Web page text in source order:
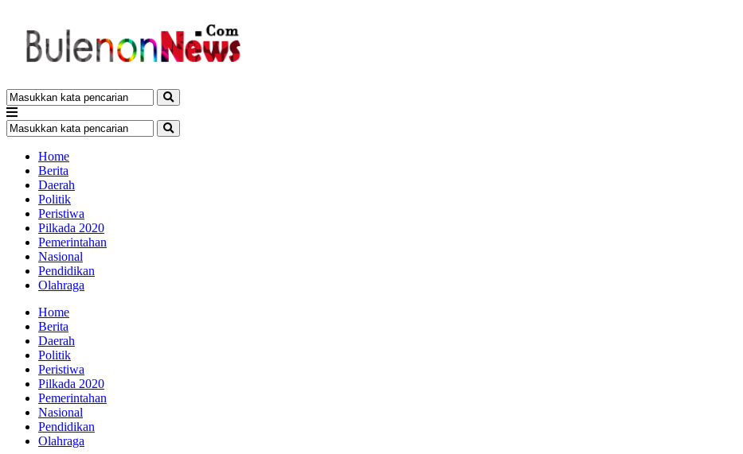
Home
Berita
Daerah
Politik
Peristiwa
Pilkada 2020
Pemerintahan
Nasional
Pendidikan
Olahraga
Home
Berita
Daerah
Politik
Peristiwa
Pilkada 2020
Pemerintahan
Nasional
Pendidikan
Olahraga